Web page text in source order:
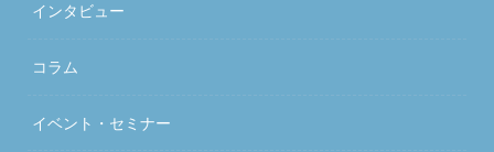
インタビュー
コラム
イベント・セミナー